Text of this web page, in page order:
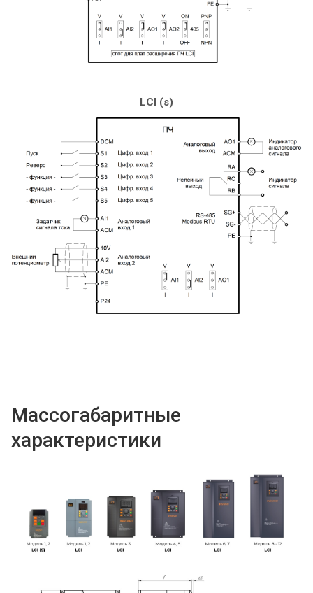
LCI (s)
Массогабаритные
характеристики